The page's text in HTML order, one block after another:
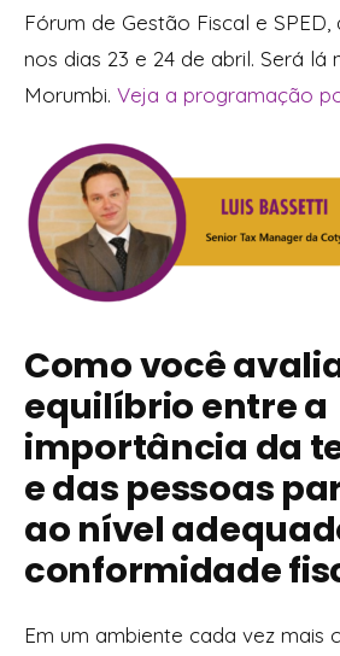
Fórum de Gestão Fiscal e
nos dias 23 e 24 de abril. Será lá
Morumbi. Veja a programação
Como você
equilíbrio entre a
importância da
e das pessoas
ao nível
conformidade
Em um ambiente cada vez mais